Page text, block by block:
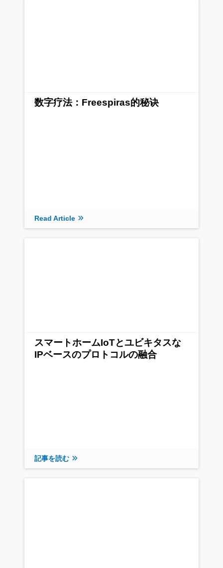
数字疗法：Freespiras的秘诀
Read Article
スマートホームIoTとユビキタスな
IPベースのプロトコルの融合
記事を読む